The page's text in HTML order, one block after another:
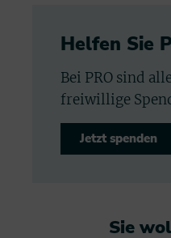
Helfen Sie
Bei PRO sind
freiwillige
Jetzt spenden
Sie